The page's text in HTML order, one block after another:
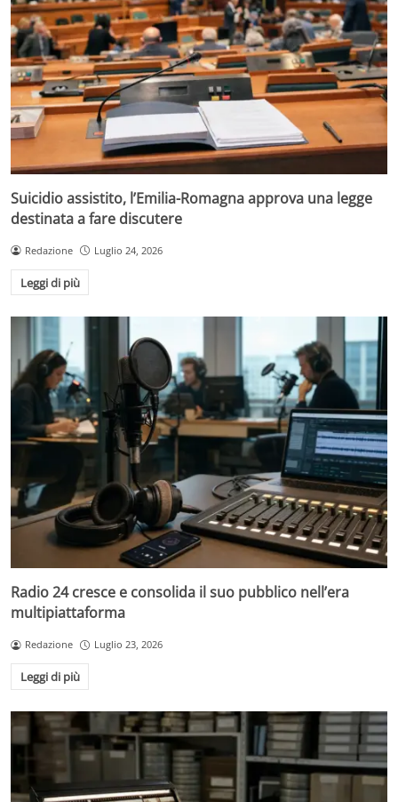
Suicidio assistito, l’Emilia-Romagna approva una legge
destinata a fare discutere
Redazione Luglio 24, 2026
Leggi di più
Radio 24 cresce e consolida il suo pubblico nell’era
multipiattaforma
Redazione Luglio 23, 2026
Leggi di più